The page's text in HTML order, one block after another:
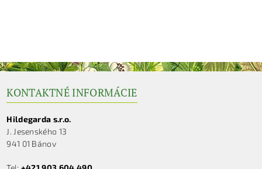
KONTAKTNÉ INFORMÁCIE
Hildegarda s.r.o.
J. Jesenského 13
941 01 Bánov